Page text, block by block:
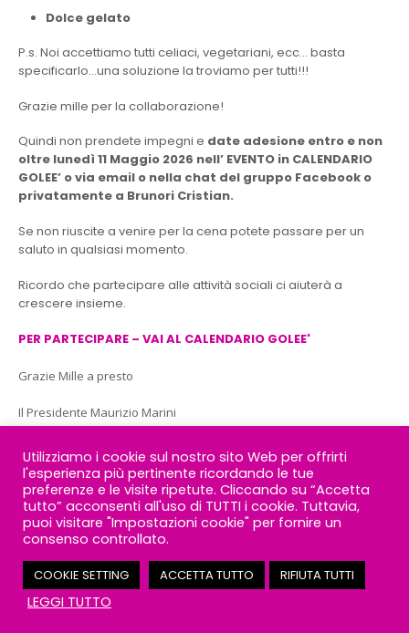
Dolce gelato
P.s. Noi accettiamo tutti celiaci, vegetariani, ecc… basta
specificarlo…una soluzione la troviamo per tutti!!!
Grazie mille per la collaborazione!
Quindi non prendete impegni e date adesione entro e non
oltre lunedì 11 Maggio 2026 nell’ EVENTO in CALENDARIO
GOLEE’ o via email o nella chat del gruppo Facebook o
privatamente a Brunori Cristian.
Se non riuscite a venire per la cena potete passare per un
saluto in qualsiasi momento.
Ricordo che partecipare alle attività sociali ci aiuterà a
crescere insieme.
PER PARTECIPARE – VAI AL CALENDARIO GOLEE'
Grazie Mille a presto
Il Presidente Maurizio Marini
ByA.S.D. Space Running
News
attivita sociale,running,space running tesserati
READ MORE...
Utilizziamo i cookie sul nostro sito Web per offrirti
l'esperienza più pertinente ricordando le tue
preferenze e le visite ripetute. Cliccando su “Accetta
tutto” acconsenti all'uso di TUTTI i cookie. Tuttavia,
puoi visitare "Impostazioni cookie" per fornire un
consenso controllato.
COOKIE SETTING ACCETTA TUTTO RIFIUTA TUTTI
LEGGI TUTTO
Contatto Rapido? Scrivici!